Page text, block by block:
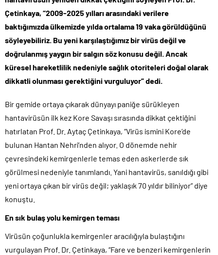
Çetinkaya, “2009-2025 yılları arasındaki verilere
baktığımızda ülkemizde yılda ortalama 19 vaka görüldüğünü
söyleyebiliriz. Bu yeni karşılaştığımız bir virüs değil ve
doğrulanmış yaygın bir salgın söz konusu değil. Ancak
küresel hareketlilik nedeniyle sağlık otoriteleri doğal olarak
dikkatli olunması gerektiğini vurguluyor” dedi.
Bir gemide ortaya çıkarak dünyayı paniğe sürükleyen
hantavirüsün ilk kez Kore Savaşı sırasında dikkat çektiğini
hatırlatan Prof. Dr. Aytaç Çetinkaya, “Virüs ismini Kore’de
bulunan Hantan Nehri’nden alıyor. O dönemde nehir
çevresindeki kemirgenlerle temas eden askerlerde sık
görülmesi nedeniyle tanımlandı. Yani hantavirüs, sanıldığı gibi
yeni ortaya çıkan bir virüs değil; yaklaşık 70 yıldır biliniyor” diye
konuştu.
En sık bulaş yolu kemirgen teması
Virüsün çoğunlukla kemirgenler aracılığıyla bulaştığını
vurgulayan Prof. Dr. Çetinkaya, “Fare ve benzeri kemirgenlerin